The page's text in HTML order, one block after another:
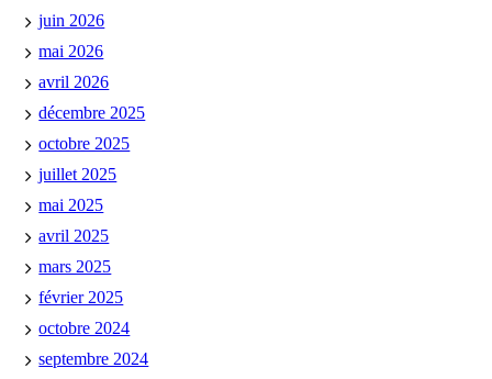
juin 2026
mai 2026
avril 2026
décembre 2025
octobre 2025
juillet 2025
mai 2025
avril 2025
mars 2025
février 2025
octobre 2024
septembre 2024